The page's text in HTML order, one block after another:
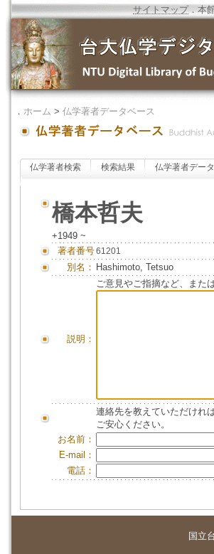
サイトマップ．本
． ホーム > 仏学著者データベース
仏学著者検索 検索結果 仏学著者デー
橋本哲夫
+1949 ~
著者番号61201
別名： Hashimoto, Tetsuo
説明：
ご意見やご指摘など、また
連絡先を教えていただけれ
ご安心ください。
お名前：
E-mail：
電話：
国立